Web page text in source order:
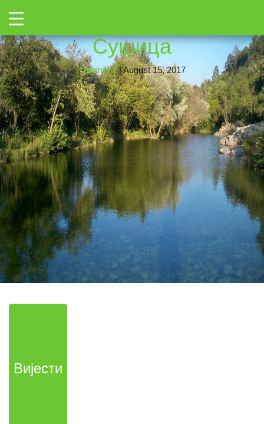
Toggle
Сушица
Trebinje T |August 15, 2017
Вијести